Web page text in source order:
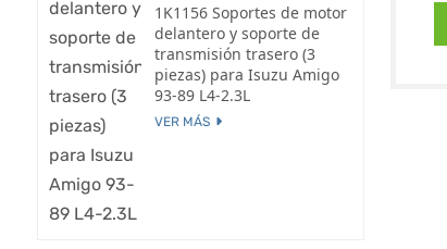
1K1156 Soportes de motor
delantero y soporte de
transmisión trasero (3
piezas) para Isuzu Amigo
93-89 L4-2.3L
VER MÁS